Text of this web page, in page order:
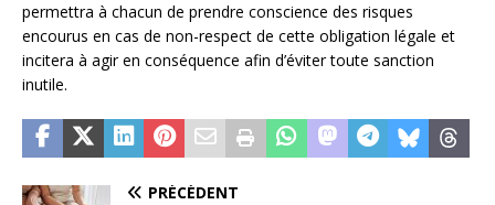
permettra à chacun de prendre conscience des risques
encourus en cas de non-respect de cette obligation légale et
incitera à agir en conséquence afin d’éviter toute sanction
inutile.
PRÉCÉDENT